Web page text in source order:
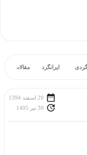
ایرانگرد مقالات
20 اسفند 1394
30 تیر 1405